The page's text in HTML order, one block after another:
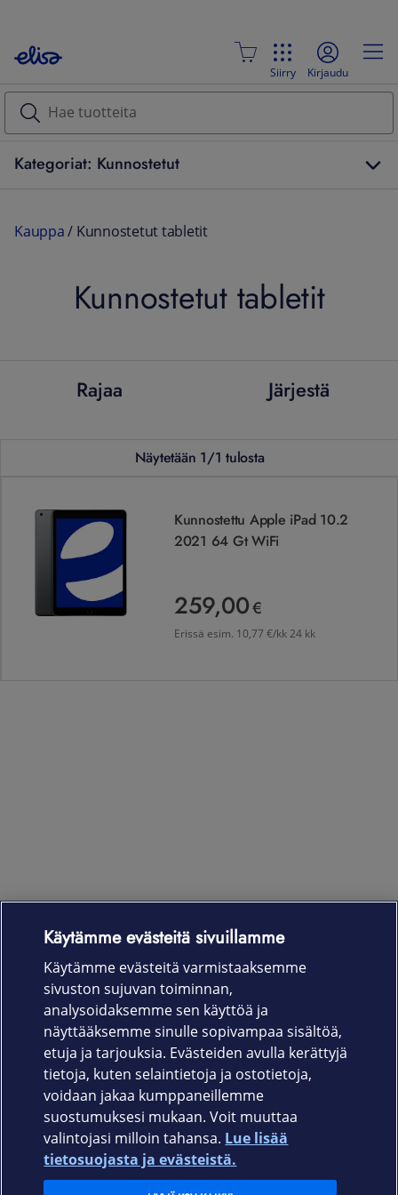
Siirry Kirjaudu
Kategoriat: Kunnostetut
Kauppa/ Kunnostetut tabletit
Kunnostetut tabletit
Rajaa Järjestä
Näytetään 1/1 tulosta
Kunnostettu Apple iPad 10.2
2021 64 Gt WiFi
259,00 €
259,00€
Erissä esim. 10,77 €/kk 24 kk
Laitteet & liittymät
Palvelut
Ajankohtaista
Elisa Oyj
Käytämme evästeitä sivuillamme
Käytämme evästeitä varmistaaksemme
sivuston sujuvan toiminnan,
analysoidaksemme sen käyttöä ja
näyttääksemme sinulle sopivampaa sisältöä,
etuja ja tarjouksia. Evästeiden avulla kerättyjä
tietoja, kuten selaintietoja ja ostotietoja,
voidaan jakaa kumppaneillemme
suostumuksesi mukaan. Voit muuttaa
valintojasi milloin tahansa. Lue lisää
tietosuojasta ja evästeistä.